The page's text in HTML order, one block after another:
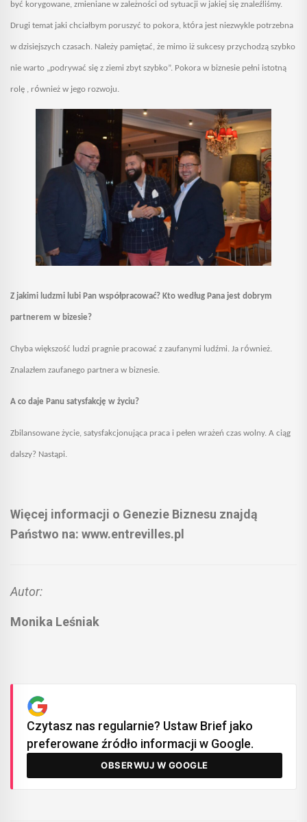
być korygowane, zmieniane w zależności od sytuacji w jakiej się znaleźliśmy.
Drugi temat jaki chciałbym poruszyć to pokora, która jest niezwykle potrzebna
w dzisiejszych czasach. Należy pamiętać, że mimo iż sukcesy przychodzą szybko
nie warto „podrywać się z ziemi zbyt szybko”. Pokora w biznesie pełni istotną
rolę , również w jego rozwoju.
Z jakimi ludzmi lubi Pan współpracować? Kto według Pana jest dobrym
partnerem w bizesie?
Chyba większość ludzi pragnie pracować z zaufanymi ludźmi. Ja również.
Znalazłem zaufanego partnera w biznesie.
A co daje Panu satysfakcję w życiu?
Zbilansowane życie, satysfakcjonująca praca i pełen wrażeń czas wolny. A ciąg
dalszy? Nastąpi.
Więcej informacji o Genezie Biznesu znajdą
Państwo na: www.entrevilles.pl
Autor:
Monika Leśniak
Czytasz nas regularnie? Ustaw Brief jako
preferowane źródło informacji w Google.
OBSERWUJ W GOOGLE